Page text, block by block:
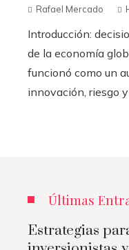
Rafael Mercado
Introducción:
de la economía
funcionó como un
innovación, riesgo y
Últimas
Estrategias